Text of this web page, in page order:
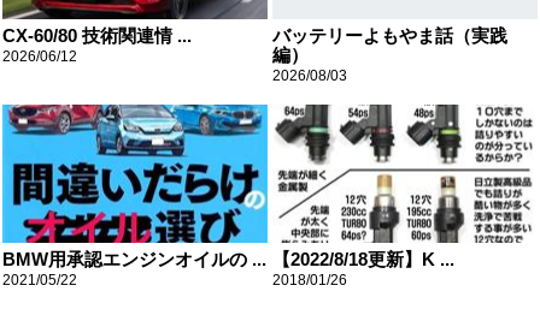
CX-60/80 技術関連情 ...
2026/06/12
バッテリーよもやま話（実践
編）
2026/08/03
BMW用承認エンジンオイルの ...
2021/05/22
【2022/8/18更新】K ...
2018/01/26